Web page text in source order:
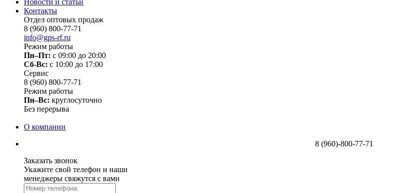
Новости и статьи
Контакты
Отдел оптовых продаж
8 (960) 800-77-71
info@gps-rf.ru
Режим работы
Пн–Пт: с 09:00 до 20:00
Сб-Вс: c 10:00 до 17:00
Сервис
8 (960) 800-77-71
Режим работы
Пн–Вс: круглосуточно
Без перерыва
О компании
8 (960)-800-77-71
Заказать звонок
Укажите свой телефон и наши
менеджеры свяжутся с вами